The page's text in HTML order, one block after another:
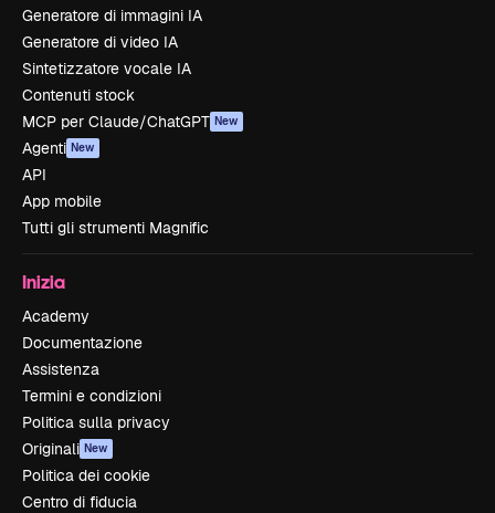
Generatore di immagini IA
Generatore di video IA
Sintetizzatore vocale IA
Contenuti stock
MCP per Claude/ChatGPT New
Agenti New
API
App mobile
Tutti gli strumenti Magnific
Inizia
Academy
Documentazione
Assistenza
Termini e condizioni
Politica sulla privacy
Originali New
Politica dei cookie
Centro di fiducia